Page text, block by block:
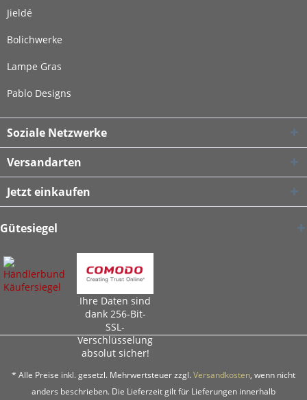
Jieldé
Bolichwerke
Lampe Gras
Pablo Designs
Soziale Netzwerke
Versandarten
Jetzt einkaufen
Gütesiegel
Ihre Daten sind
dank 256-Bit-
SSL-
Verschlüsselung
absolut sicher!
* Alle Preise inkl. gesetzl. Mehrwertsteuer zzgl.Versandkosten, wenn nicht
anders beschrieben. Die Lieferzeit gilt für Lieferungen innerhalb